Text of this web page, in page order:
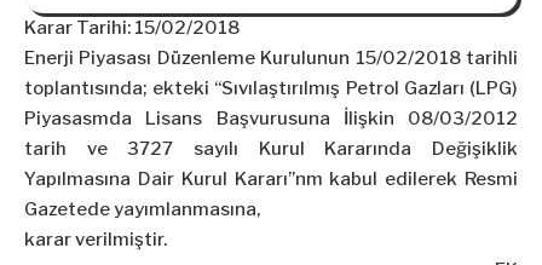
Öğrencilere 2020-2021 Eğitim Öğretim
Yılında Eğitim ve Öğretim Desteği
Ödemesine İlişkin Tebliğ
Karar Tarihi: 15/02/2018
Enerji Piyasası Düzenleme Kurulunun 15/02/2018 tarihli
toplantısında; ekteki “Sıvılaştırılmış Petrol Gazları (LPG)
Piyasasmda Lisans Başvurusuna İlişkin 08/03/2012
tarih ve 3727 sayılı Kurul Kararında Değişiklik
Yapılmasına Dair Kurul Kararı”nm kabul edilerek Resmi
Gazetede yayımlanmasına,
karar verilmiştir.